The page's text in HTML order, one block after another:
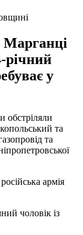
Марганці
річний
у
обстріляли
та
та
армія
чоловік із